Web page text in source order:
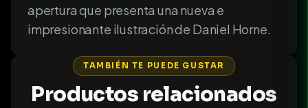
apertura que presenta una nueva e
impresionante ilustración de Daniel Horne.
TAMBIÉN TE PUEDE GUSTAR
Productos relacionados